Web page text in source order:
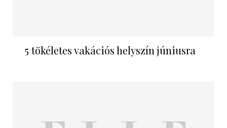
5 tökéletes vakációs helyszín júniusra